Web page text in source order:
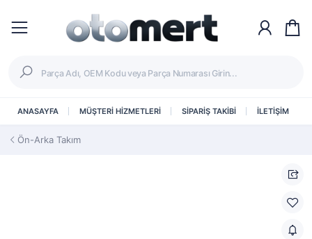
ANASAYFA MÜŞTERİ HİZMETLERİ SİPARİŞ TAKİBİ İLETİŞİM
Ön-Arka Takım